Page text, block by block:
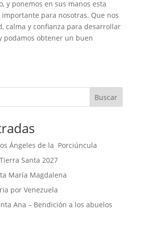
y ponemos en sus manos esta
para nosotras. Que nos
calma y confianza para desarrollar
podamos obtener un buen
Buscar
Ángeles de la Porciúncula
Santa 2027
María Magdalena
por Venezuela
Ana – Bendición a los abuelos